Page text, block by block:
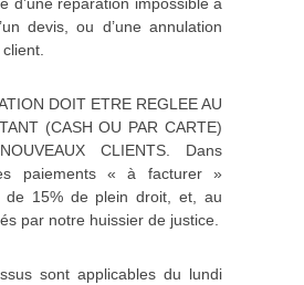
devis, ou d’une annulation
DOIT ETRE REGLEE AU
(CASH OU PAR CARTE)
CLIENTS. Dans
paiements « à facturer »
de 15% de plein droit, et, au
par notre huissier de justice.
sont applicables du lundi